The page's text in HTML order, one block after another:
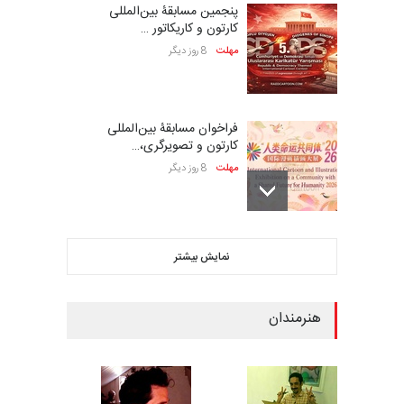
پنجمین مسابقۀ بین‌المللی
کارتون و کاریکاتور …
مهلت 8 روز دیگر
فراخوان مسابقۀ بین‌المللی
کارتون و تصویرگری،…
مهلت 8 روز دیگر
کاریکاتور CIK Damad…
بیست و هشتمین مسابقه
بین‌المللی کارتون لهستا…
نمایش بیشتر
هنرمندان